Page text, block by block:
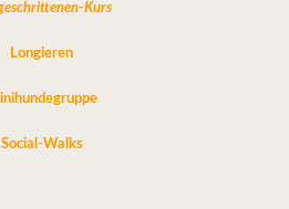
Kurs
Longieren
Social-Walks